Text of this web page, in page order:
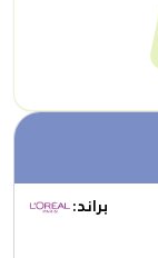
براند: